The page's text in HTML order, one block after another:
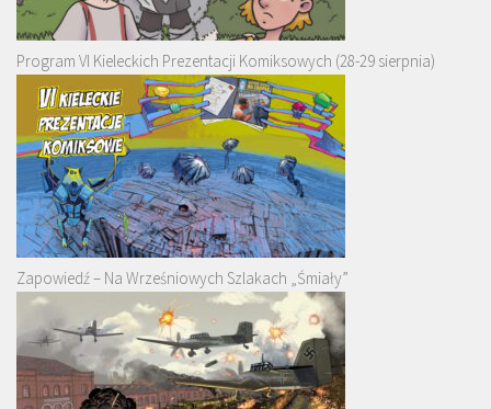
Program VI Kieleckich Prezentacji Komiksowych (28-29 sierpnia)
Zapowiedź – Na Wrześniowych Szlakach „Śmiały”